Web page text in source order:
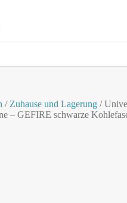
/ Zuhause und Lagerung/
– GEFIRE schwarze